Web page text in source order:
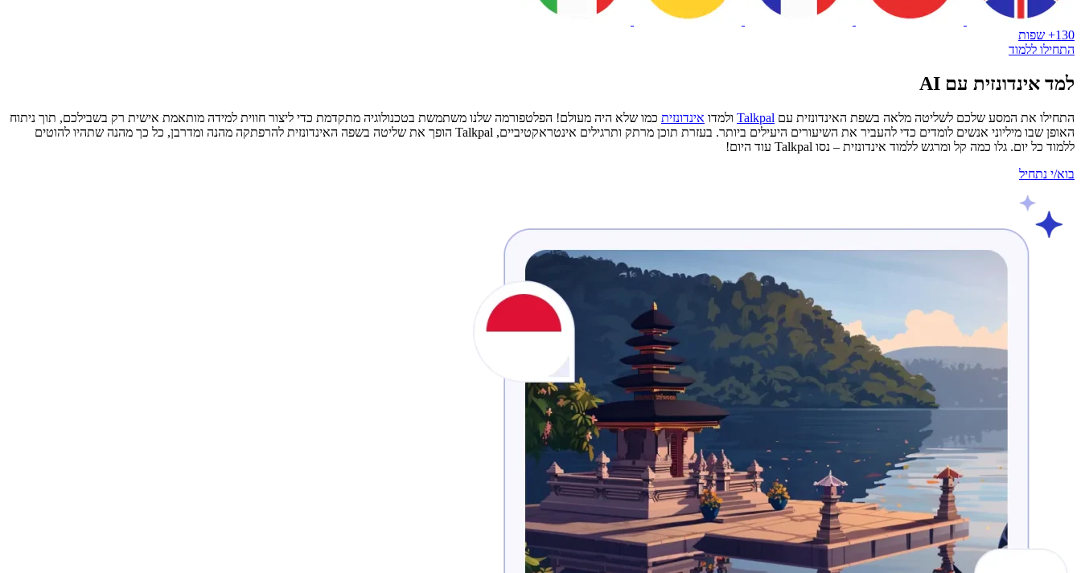
130+ שפות
התחילו ללמוד
למד אינדונזית עם AI
התחילו את המסע שלכם לשליטה מלאה בשפת האינדונזית עם Talkpal ולמדו אינדונזית כמו שלא היה מעולם! הפלטפורמה שלנו משתמשת בטכנולוגיה מתקדמת כדי ליצור חווית למידה מותאמת אישית רק בשבילכם, תוך ניתוח
האופן שבו מיליוני אנשים לומדים כדי להעביר את השיעורים היעילים ביותר. בעזרת תוכן מרתק ותרגילים אינטראקטיביים, Talkpal הופך את שליטה בשפה האינדונזית להרפתקה מהנה ומדרבן, כל כך מהנה שתהיו להוטים
ללמוד כל יום. גלו כמה קל ומרגש ללמוד אינדונזית – נסו Talkpal עוד היום!
בוא/י נתחיל